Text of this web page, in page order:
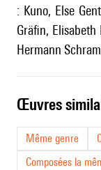
: Kuno, Else
Gräfin,
Hermann
œuvres
Même genre
Composées la